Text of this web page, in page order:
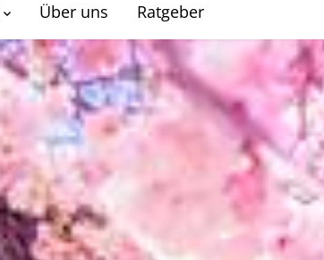
Über uns Ratgeber